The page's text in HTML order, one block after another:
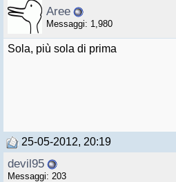
Aree
Messaggi: 1,980
Sola, più sola di prima
25-05-2012, 20:19
devil95
Messaggi: 203